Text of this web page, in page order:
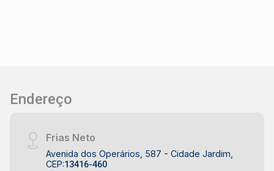
Endereço
Frias Neto
Avenida dos Operários, 587 - Cidade Jardim,
CEP:13416-460